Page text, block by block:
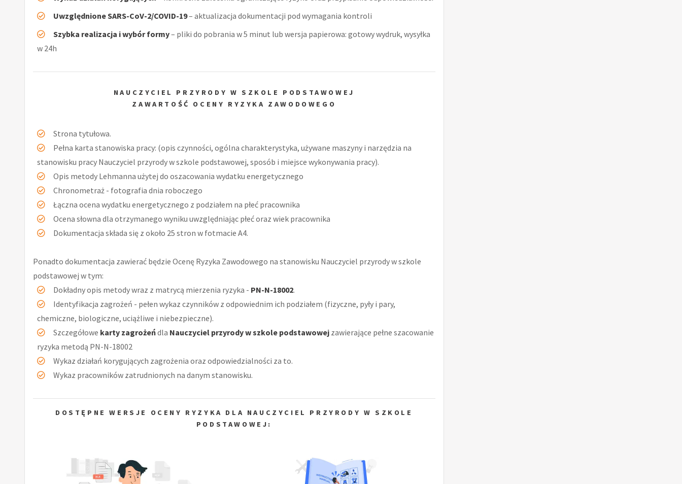
Uwzględnione SARS-CoV-2/COVID-19– aktualizacja dokumentacji pod wymagania kontroli
Szybka realizacja i wybór formy– pliki do pobrania w 5 minut lub wersja papierowa: gotowy wydruk, wysyłka
w 24h
NAUCZYCIEL PRZYRODY W SZKOLE PODSTAWOWEJ
ZAWARTOŚĆ OCENY RYZYKA ZAWODOWEGO
Strona tytułowa.
Pełna karta stanowiska pracy: (opis czynności, ogólna charakterystyka, używane maszyny i narzędzia na
stanowisku pracy Nauczyciel przyrody w szkole podstawowej, sposób i miejsce wykonywania pracy).
Opis metody Lehmanna użytej do oszacowania wydatku energetycznego
Chronometraż - fotografia dnia roboczego
Łączna ocena wydatku energetycznego z podziałem na płeć pracownika
Ocena słowna dla otrzymanego wyniku uwzględniając płeć oraz wiek pracownika
Dokumentacja składa się z około 25 stron w fotmacie A4.
Ponadto dokumentacja zawierać będzie Ocenę Ryzyka Zawodowego na stanowisku Nauczyciel przyrody w szkole
podstawowej w tym:
Dokładny opis metody wraz z matrycą mierzenia ryzyka - PN-N-18002.
Identyfikacja zagrożeń - pełen wykaz czynników z odpowiednim ich podziałem (fizyczne, pyły i pary,
chemiczne, biologiczne, uciążliwe i niebezpieczne).
Szczegółowe karty zagrożeńdla Nauczyciel przyrody w szkole podstawowej zawierające pełne szacowanie
ryzyka metodą PN-N-18002
Wykaz działań korygujących zagrożenia oraz odpowiedzialności za to.
Wykaz pracowników zatrudnionych na danym stanowisku.
DOSTĘPNE WERSJE OCENY RYZYKA DLA NAUCZYCIEL PRZYRODY W SZKOLE
PODSTAWOWEJ: